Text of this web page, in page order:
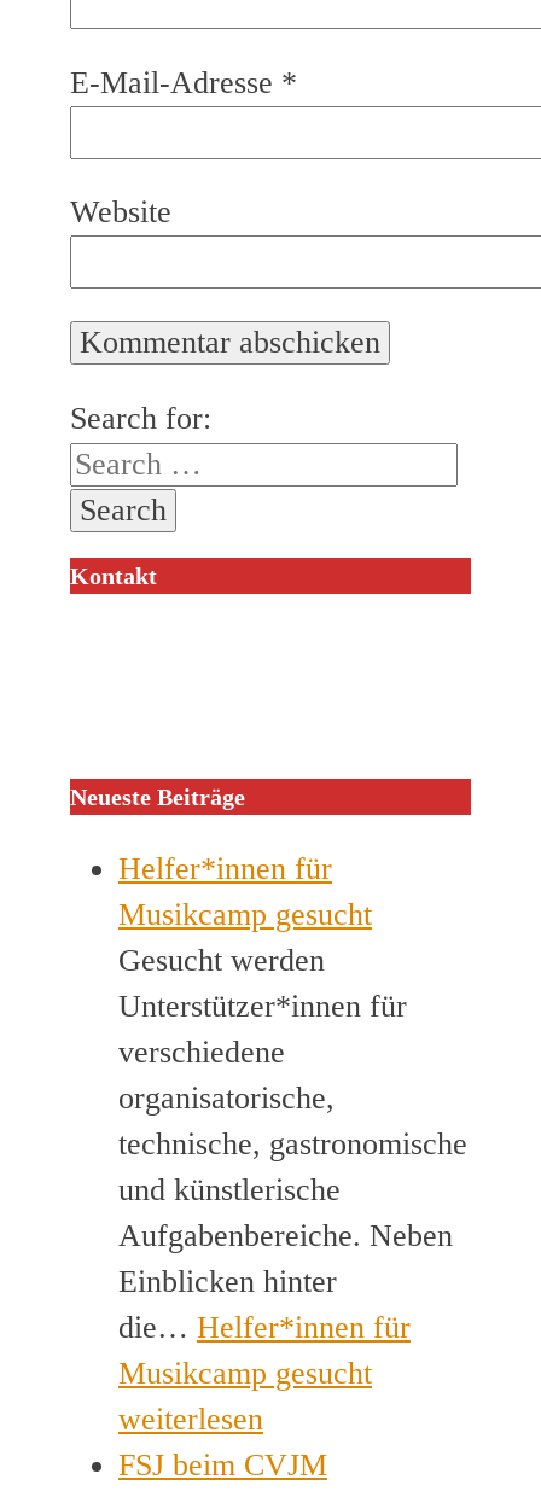
E-Mail-Adresse *
Website
Search for:
Kontakt
Neueste Beiträge
Helfer*innen für
Musikcamp gesucht
Gesucht werden
Unterstützer*innen für
verschiedene
organisatorische,
technische, gastronomische
und künstlerische
Aufgabenbereiche. Neben
Einblicken hinter
die… Helfer*innen für
Musikcamp gesucht
weiterlesen
FSJ beim CVJM